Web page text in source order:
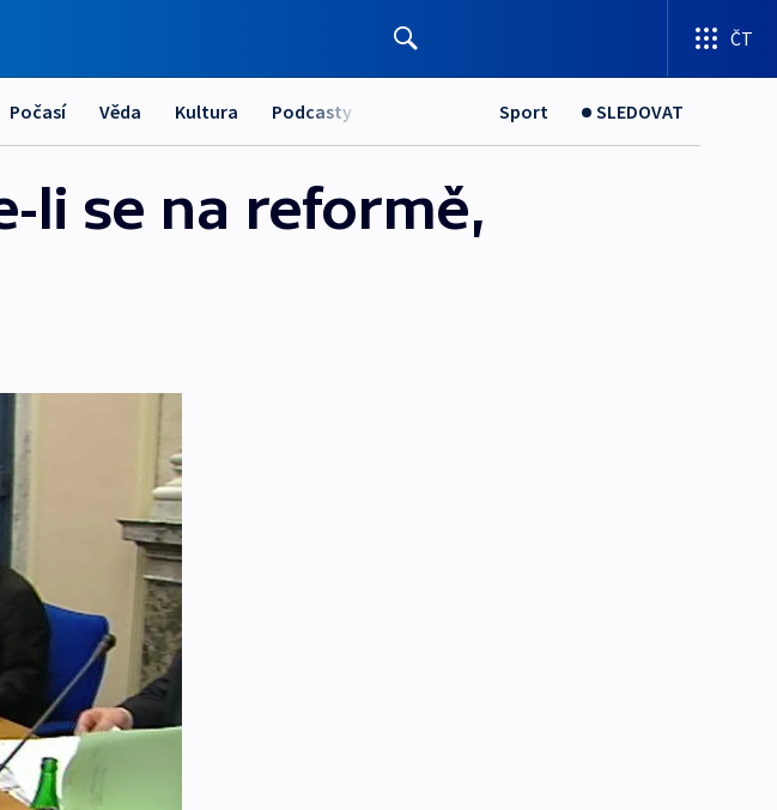
ČT
Počasí Věda Kultura Podcasty Sport SLEDOVAT
li se na reformě,